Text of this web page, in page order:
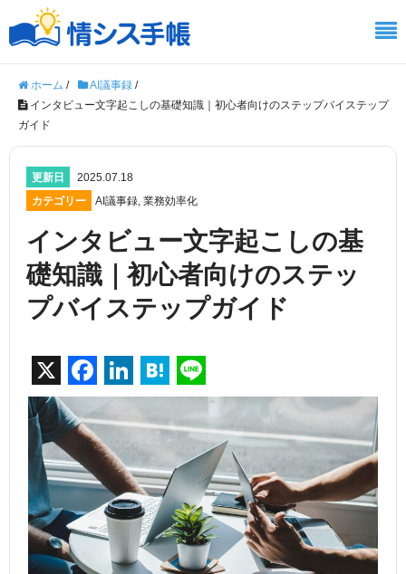
ホーム / AI議事録 /
インタビュー文字起こしの基礎知識｜初心者向けのステップバイステップ
ガイド
更新日
2025.07.18
カテゴリー
AI議事録, 業務効率化
インタビュー文字起こしの基
礎知識｜初心者向けのステッ
プバイステップガイド
X
F
a
c
e
b
o
o
Li
n
k
e
dI
n
H
at
e
n
a
n
e